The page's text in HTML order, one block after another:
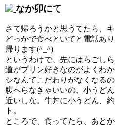
なか卯にて
さて帰ろうかと思うてたら、
どっかで食べといてと電話あ
帰ります(^_^)
というわけで、先にはらごし
道がプリン好きなのがよくわ
シなんてこだわりがなくなる
腹へらなきゃいいの。小うど
近いしな。牛丼に小うどん、
ト。
ところで、食ってたら、あと